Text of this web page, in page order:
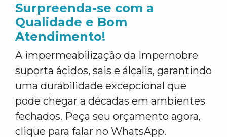
Surpreenda-se com a
Qualidade e Bom
Atendimento!
A impermeabilização da Impernobre
suporta ácidos, sais e álcalis, garantindo
uma durabilidade excepcional que
pode chegar a décadas em ambientes
fechados. Peça seu orçamento agora,
clique para falar no WhatsApp.